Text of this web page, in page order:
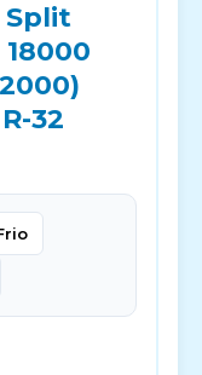
Split
32